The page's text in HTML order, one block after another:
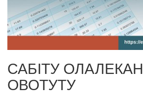
САБІТУ ОЛАЛЕКАН
ОВОТУТУ